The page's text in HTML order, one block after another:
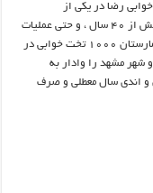
آغاز ساخت بیمارستان ۷۰۰ تخت خوابی رضا در یکی از
حساسترین نقاط شهر مشهد میگذرد درست خواندید بیش از ۴۰ سال ، و حتی عملیات
جهادی و خیره کننده چینی ها در ساخت یک هفته ای بیمارستان ۱۰۰۰ تخت خوابی در
شهر مشهد را وادار به
و اندی سال معطلی و صرف